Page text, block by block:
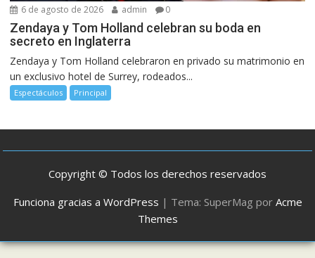
6 de agosto de 2026 admin 0
Zendaya y Tom Holland celebran su boda en
secreto en Inglaterra
Zendaya y Tom Holland celebraron en privado su matrimonio en
un exclusivo hotel de Surrey, rodeados...
Espectáculos Principal
Copyright © Todos los derechos reservados
Funciona gracias a WordPress | Tema: SuperMag por Acme
Themes